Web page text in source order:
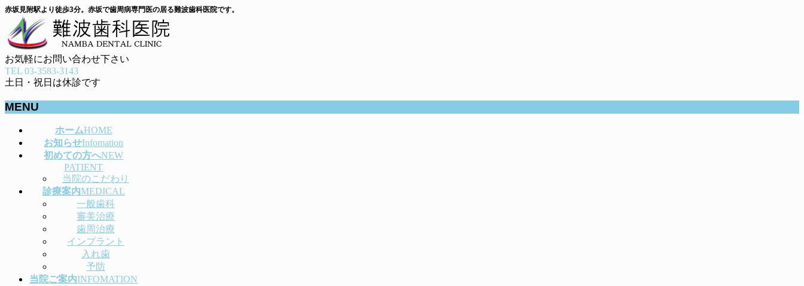
赤坂見附駅より徒歩3分。赤坂で歯周病専門医の居る難波歯科医院です。
お気軽にお問い合わせ下さい
TEL 03-3583-3143
土日・祝日は休診です
MENU
ホームHOME
お知らせInfomation
初めての方へNEW
PATIENT
当院のこだわり
診療案内MEDICAL
一般歯科
審美治療
歯周治療
インプラント
入れ歯
予防
当院ご案内INFOMATION